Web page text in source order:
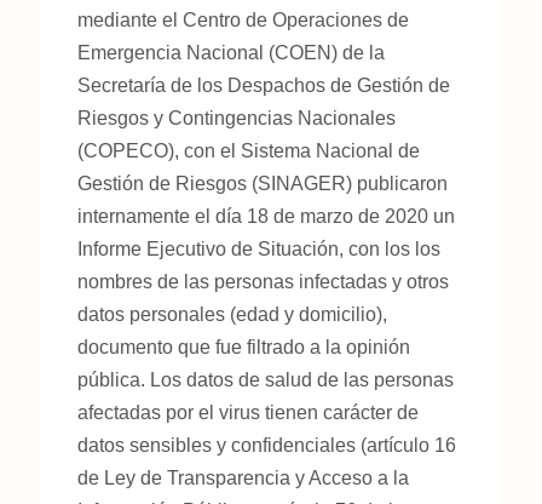
mediante el Centro de Operaciones de
Emergencia Nacional (COEN) de la
Secretaría de los Despachos de Gestión de
Riesgos y Contingencias Nacionales
(COPECO), con el Sistema Nacional de
Gestión de Riesgos (SINAGER) publicaron
internamente el día 18 de marzo de 2020 un
Informe Ejecutivo de Situación, con los los
nombres de las personas infectadas y otros
datos personales (edad y domicilio),
documento que fue filtrado a la opinión
pública. Los datos de salud de las personas
afectadas por el virus tienen carácter de
datos sensibles y confidenciales (artículo 16
de Ley de Transparencia y Acceso a la